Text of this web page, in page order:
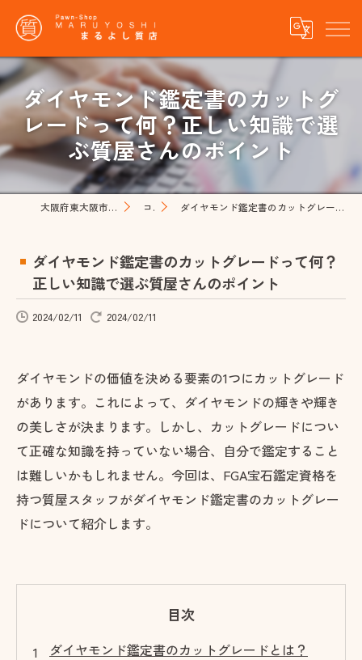
ダイヤモンド鑑定書のカットグ
レードって何？正しい知識で選
ぶ質屋さんのポイント
大阪府東大阪市の質屋ならまるよし質店 コラム ダイヤモンド鑑定書のカットグレードって何？正しい知識で選ぶ質屋さんのポイント
ダイヤモンド鑑定書のカットグレードって何？
正しい知識で選ぶ質屋さんのポイント
2024/02/11 2024/02/11
ダイヤモンドの価値を決める要素の1つにカットグレード
があります。これによって、ダイヤモンドの輝きや輝き
の美しさが決まります。しかし、カットグレードについ
て正確な知識を持っていない場合、自分で鑑定すること
は難しいかもしれません。今回は、FGA宝石鑑定資格を
持つ質屋スタッフがダイヤモンド鑑定書のカットグレー
ドについて紹介します。
目次
ダイヤモンド鑑定書のカットグレードとは？